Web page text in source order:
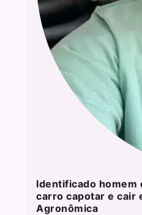
Identificado homem
carro capotar e cair
Agronômica